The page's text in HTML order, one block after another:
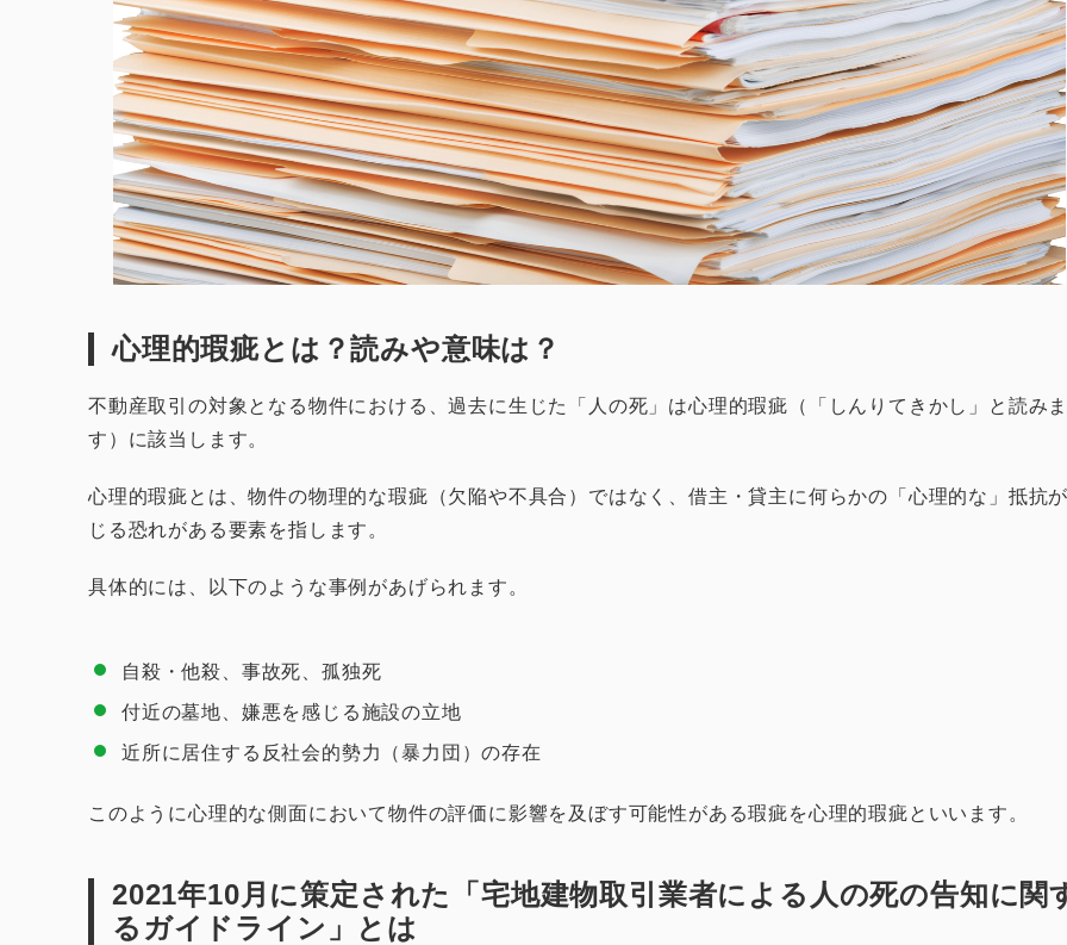
心理的瑕疵とは？読みや意味は？
不動産取引の対象となる物件における、過去に生じた「人の死」は心理的瑕疵（「しんりてきかし」と読み
す）に該当します。
心理的瑕疵とは、物件の物理的な瑕疵（欠陥や不具合）ではなく、借主・貸主に何らかの「心理的な」抵抗
じる恐れがある要素を指します。
具体的には、以下のような事例があげられます。
自殺・他殺、事故死、孤独死
付近の墓地、嫌悪を感じる施設の立地
近所に居住する反社会的勢力（暴力団）の存在
このように心理的な側面において物件の評価に影響を及ぼす可能性がある瑕疵を心理的瑕疵といいます。
2021年10月に策定された「宅地建物取引業者による人の死の告知に関
るガイドライン」とは